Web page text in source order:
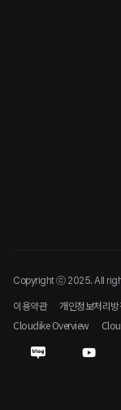
Copyright ⓒ 2025. All
이용약관 개인정보처리방
Cloudike Overview